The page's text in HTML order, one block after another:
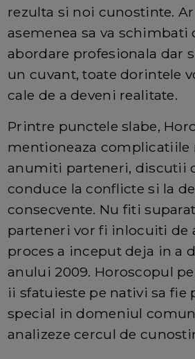
rezulta si noi cunostinte.
asemenea sa va schimbati
abordare profesionala dar
un cuvant, toate dorintele
cale de a deveni realitate.
Printre punctele slabe,
mentioneaza complicatiile
anumiti parteneri, discutii
conduce la conflicte si la
consecvente. Nu fiti
parteneri vor fi inlocuiti de
proces a inceput deja in a
anului 2009. Horoscopul
ii sfatuieste pe nativi sa fie
special in domeniul
analizeze cercul de